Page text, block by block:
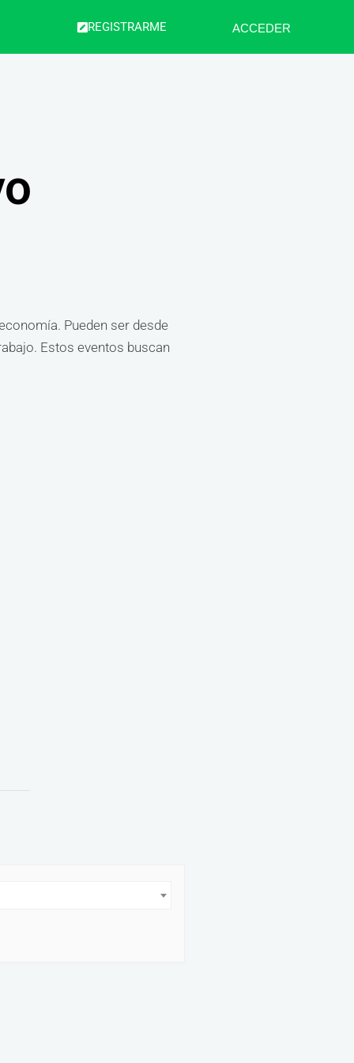
REGISTRARME ACCEDER
Pueden ser desde
Estos eventos buscan